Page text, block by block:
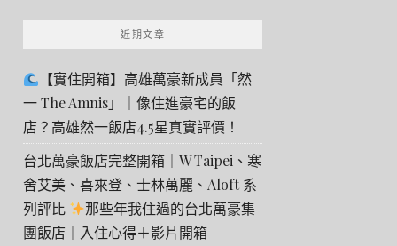
近期文章
【實住開箱】高雄萬豪新成員「然
一 The Amnis」｜像住進豪宅的飯
店？高雄然一飯店4.5星真實評價！
台北萬豪飯店完整開箱｜W Taipei、寒
舍艾美、喜來登、士林萬麗、Aloft 系
列評比
那些年我住過的台北萬豪集
團飯店｜入住心得＋影片開箱